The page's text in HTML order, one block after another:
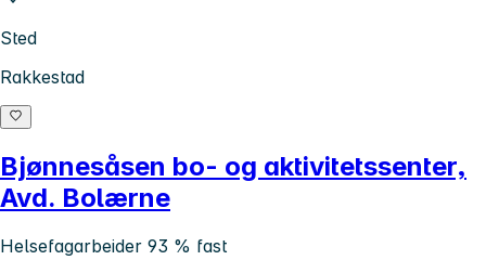
Sted
Rakkestad
Bjønnesåsen bo- og aktivitetssenter,
Avd. Bolærne
Helsefagarbeider 93 % fast